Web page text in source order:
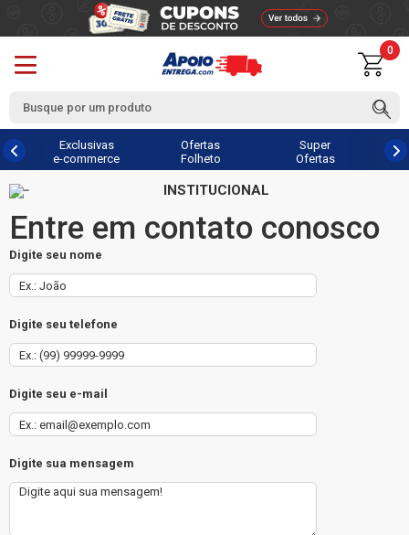
0
Exclusivas
e-commerce
Ofertas
Folheto
Super
Ofertas
INSTITUCIONAL
Entre em contato conosco
Digite seu nome
Digite seu telefone
Digite seu e-mail
Digite sua mensagem